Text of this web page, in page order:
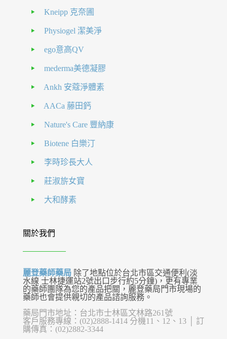
Kneipp 克奈圃
Physiogel 潔美淨
ego意高QV
mederma美德凝膠
Ankh 安蔻淨體素
AACa 藤田鈣
Nature's Care 豐納康
Biotene 白樂汀
李時珍長大人
莊淑旂女寶
大和酵素
關於我們
麗登藥師藥局 除了地點位於台北市區交通便利(淡
水線 士林捷運站2號出口步行約5分鐘)，更有專業
的藥師團隊為您的產品把關，麗登藥局門市現場的
藥師也會提供親切的產品諮詢服務。
藥局門市地址：台北市士林區文林路261號
客戶服務專線：(02)2888-1414 分機11、12、13 │ 訂
購傳真：(02)2882-3344